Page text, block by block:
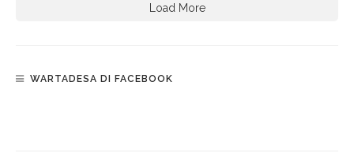
Load More
WARTADESA DI FACEBOOK